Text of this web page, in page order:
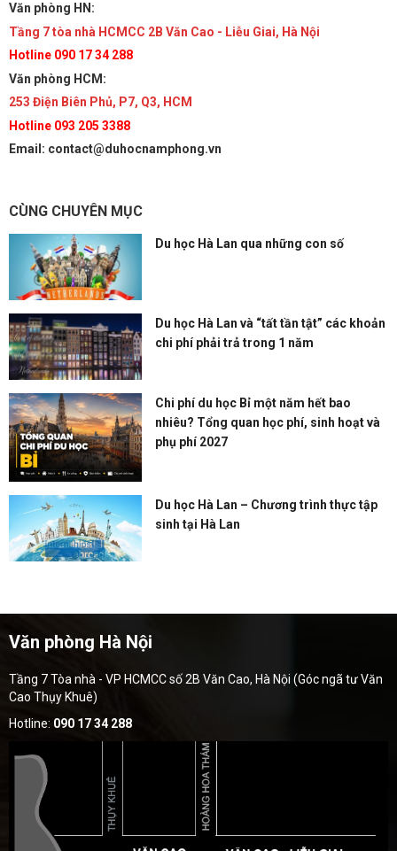
Văn phòng HN:
Tầng 7 tòa nhà HCMCC 2B Văn Cao - Liễu Giai, Hà Nội
Hotline 090 17 34 288
Văn phòng HCM:
253 Điện Biên Phủ, P7, Q3, HCM
Hotline 093 205 3388
Email: contact@duhocnamphong.vn
CÙNG CHUYÊN MỤC
Du học Hà Lan qua những con số
Du học Hà Lan và “tất tần tật” các khoản
chi phí phải trả trong 1 năm
Chi phí du học Bỉ một năm hết bao
nhiêu? Tổng quan học phí, sinh hoạt và
phụ phí 2027
Du học Hà Lan – Chương trình thực tập
sinh tại Hà Lan
Văn phòng Hà Nội
Tầng 7 Tòa nhà - VP HCMCC số 2B Văn Cao, Hà Nội (Góc ngã tư Văn
Cao Thụy Khuê)
Hotline: 090 17 34 288